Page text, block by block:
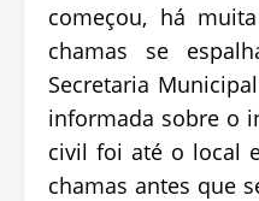
começou, há
chamas se
Secretaria
informada sobre o
civil foi até o local
chamas antes que